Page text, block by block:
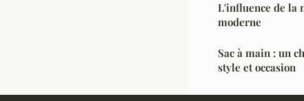
L'influence de la
moderne
Sac à main : un
style et occasion